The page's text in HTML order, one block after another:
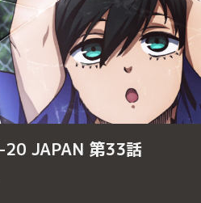
20 JAPAN 第33話